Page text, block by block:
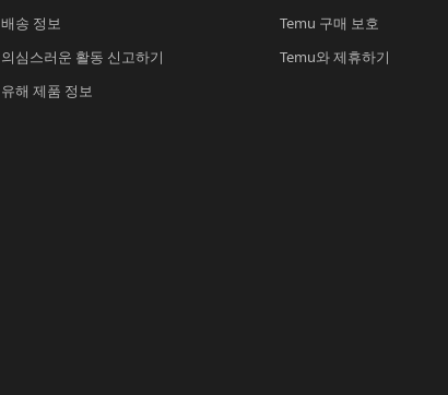
배송 정보
의심스러운 활동 신고하기
유해 제품 정보
Temu 구매 보호
Temu와 제휴하기